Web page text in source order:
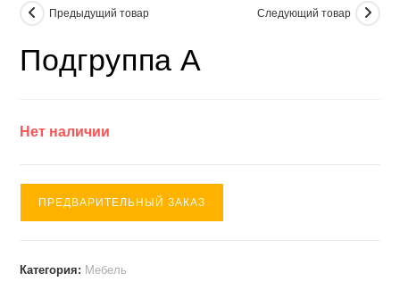
Предыдущий товар Следующий товар
Подгруппа А
Нет наличии
ПРЕДВАРИТЕЛЬНЫЙ ЗАКАЗ
Категория: Мебель